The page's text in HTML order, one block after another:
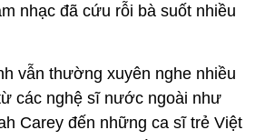
nhạc đã cứu rỗi bà suốt nhiều
vẫn thường xuyên nghe nhiều
các nghệ sĩ nước ngoài như
Carey đến những ca sĩ trẻ Việt